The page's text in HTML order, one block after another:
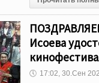
Исоева
🕔 17:02, 30.Сен